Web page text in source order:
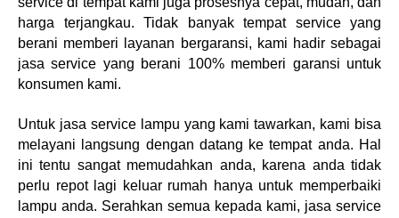
harga terjangkau. Tidak banyak tempat service yang
berani memberi layanan bergaransi, kami hadir sebagai
jasa service yang berani 100% memberi garansi untuk
konsumen kami.
Untuk jasa service lampu yang kami tawarkan, kami bisa
melayani langsung dengan datang ke tempat anda. Hal
ini tentu sangat memudahkan anda, karena anda tidak
perlu repot lagi keluar rumah hanya untuk memperbaiki
lampu anda. Serahkan semua kepada kami, jasa service